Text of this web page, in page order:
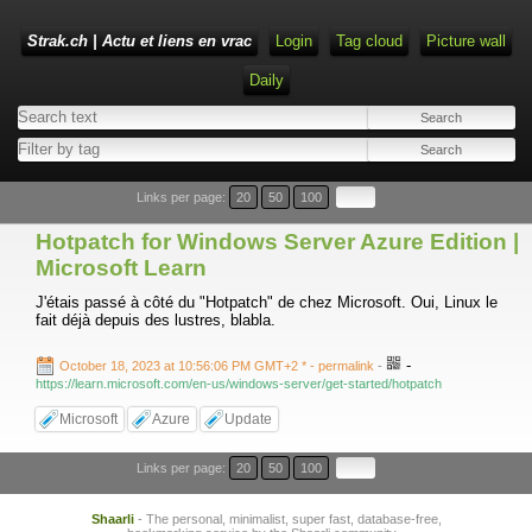
Strak.ch | Actu et liens en vrac Login Tag cloud Picture wall
Daily
Links per page: 20 50 100
Hotpatch for Windows Server Azure Edition |
Microsoft Learn
J'étais passé à côté du "Hotpatch" de chez Microsoft. Oui, Linux le
fait déjà depuis des lustres, blabla.
October 18, 2023 at 10:56:06 PM GMT+2 * - permalink - -
https://learn.microsoft.com/en-us/windows-server/get-started/hotpatch
Microsoft Azure Update
Links per page: 20 50 100
Shaarli- The personal, minimalist, super fast, database-free,